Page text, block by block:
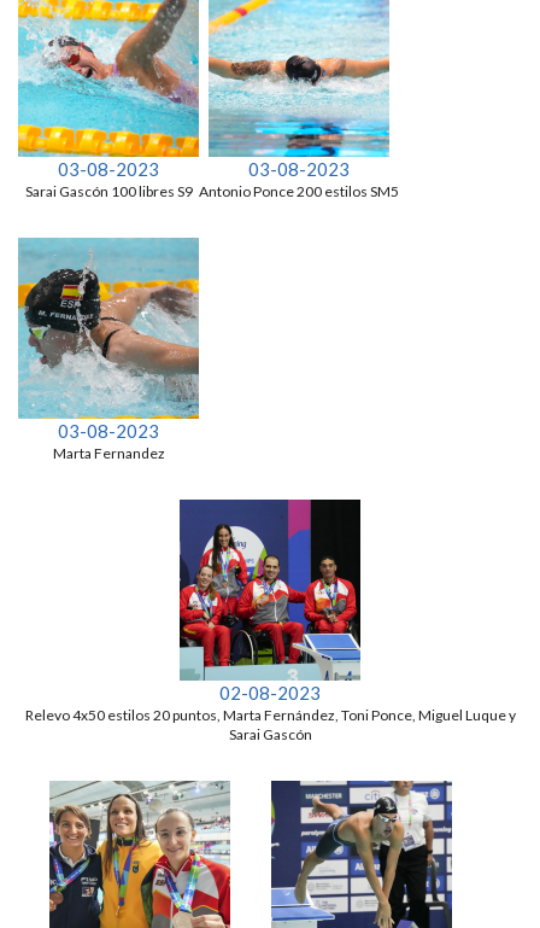
03-08-2023
Sarai Gascón 100 libres S9
03-08-2023
Antonio Ponce 200 estilos SM5
03-08-2023
Marta Fernandez
02-08-2023
Relevo 4x50 estilos 20 puntos, Marta Fernández, Toni Ponce, Miguel Luque y
Sarai Gascón